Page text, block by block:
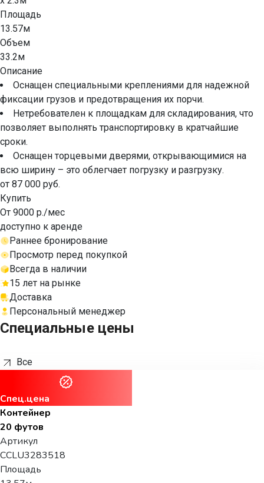
Площадь
13.57м
Объем
33.2м
Описание
Оснащен специальными креплениями для надежной
фиксации грузов и предотвращения их порчи.
Нетребователен к площадкам для складирования, что
позволяет выполнять транспортировку в кратчайшие
сроки.
Оснащен торцевыми дверями, открывающимися на
всю ширину – это облегчает погрузку и разгрузку.
от 87 000 руб.
Купить
От 9000 р./мес
доступно к аренде
Раннее бронирование
Просмотр перед покупкой
Всегда в наличии
15 лет на рынке
Доставка
Персональный менеджер
Специальные цены
Все
Спец.цена
Контейнер
20 футов
Артикул
CCLU3283518
Площадь